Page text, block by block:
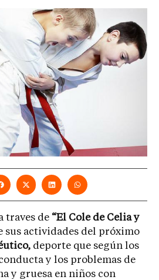
traves de “El Cole de Celia y
sus actividades del próximo
deporte que según los
y los problemas de
y gruesa en niños con